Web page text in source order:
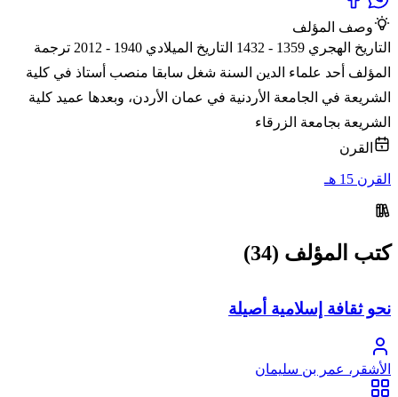
وصف المؤلف
التاريخ الهجري 1359 - 1432 التاريخ الميلادي 1940 - 2012 ترجمة
المؤلف أحد علماء الدين السنة شغل سابقا منصب أستاذ في كلية
الشريعة في الجامعة الأردنية في عمان الأردن، وبعدها عميد كلية
الشريعة بجامعة الزرقاء
القرن
القرن 15 هـ
كتب المؤلف (34)
نحو ثقافة إسلامية أصيلة
الأشقر، عمر بن سليمان